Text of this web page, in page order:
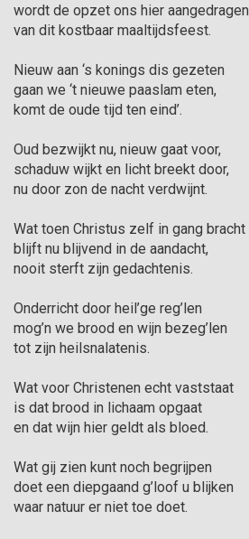
wordt de opzet ons hier aangedragen
van dit kostbaar maaltijdsfeest.
Nieuw aan ‘s konings dis gezeten
gaan we ‘t nieuwe paaslam eten,
komt de oude tijd ten eind’.
Oud bezwijkt nu, nieuw gaat voor,
schaduw wijkt en licht breekt door,
nu door zon de nacht verdwijnt.
Wat toen Christus zelf in gang bracht
blijft nu blijvend in de aandacht,
nooit sterft zijn gedachtenis.
Onderricht door heil’ge reg’len
mog’n we brood en wijn bezeg’len
tot zijn heilsnalatenis.
Wat voor Christenen echt vaststaat
is dat brood in lichaam opgaat
en dat wijn hier geldt als bloed.
Wat gij zien kunt noch begrijpen
doet een diepgaand g’loof u blijken
waar natuur er niet toe doet.